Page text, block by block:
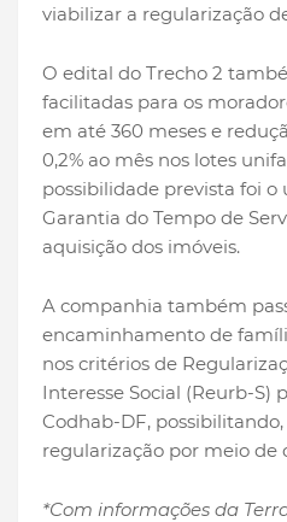
viabilizar a regularização
O edital do Trecho 2
facilitadas para os
em até 360 meses e
0,2% ao mês nos lotes
possibilidade prevista foi o
Garantia do Tempo de
aquisição dos imóveis.
A companhia também
encaminhamento de
nos critérios de
Interesse Social (Reurb-S)
Codhab-DF,
regularização por meio de
*Com informações da